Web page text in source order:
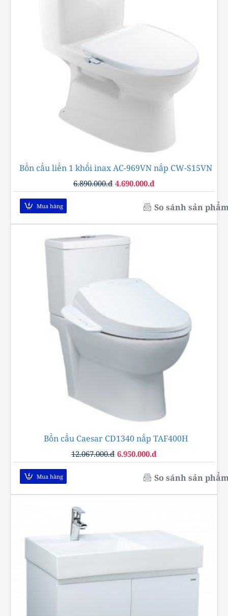
-32%
Bồn cầu liền 1 khối inax AC-969VN nắp CW-S15VN
4.690.000.đ
6.890.000.đ
Mua hàng So sánh sản
Bồn cầu Caesar CD1340 nắp TAF400H
6.950.000.đ
12.067.000.đ
Mua hàng So sánh sản